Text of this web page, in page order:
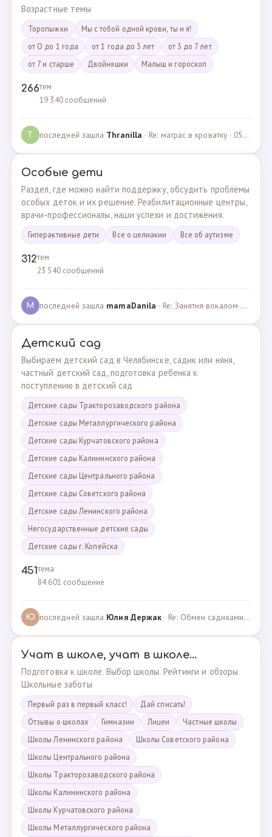
Возрастные темы
Торопыжки
Мы с тобой одной крови, ты и я!
от О до 1 года
от 1 года до 3 лет
от 3 до 7 лет
от 7 и старше
Двойняшки Малыш и гороскоп
266тем
19 340 сообщений
T последней зашла Thranilla · Re: матрас в кроватку · 05.05.2024
Особые дети
Раздел, где можно найти поддержку, обсудить проблемы
особых деток и их решение. Реабилитационные центры,
врачи-профессионалы, наши успехи и достижения.
Гиперактивные дети Все о целиакии Все об аутизме
312тем
23 540 сообщений
M последней зашла mamaDanila · Re: Занятия вокалом и танцами для подростков с мент… · 12.03.2025
Детский сад
Выбираем детский сад в Челябинске, садик или няня,
частный детский сад, подготовка ребенка к
поступлению в детский сад
Детские сады Тракторозаводского района
Детские сады Металлургического района
Детские сады Курчатовского района
Детские сады Калининского района
Детские сады Центрального района
Детские сады Советского района
Детские сады Ленинского района
Негосударственные детские сады
Детские сады г. Копейска
451тема
84 601 сообщение
Ю последней зашла Юлия Держак · Re: Обмен садиками, продажа путевок · 25.01.2023
Учат в школе, учат в школе...
Подготовка к школе. Выбор школы. Рейтинги и обзоры.
Школьные заботы
Первый раз в первый класс!
Дай списать!
Отзывы о школах
Гимназии Лицеи
Частные школы
Школы Ленинского района
Школы Советского района
Школы Центрального района
Школы Тракторозаводского района
Школы Калининского района
Школы Курчатовского района
Школы Металлургического района